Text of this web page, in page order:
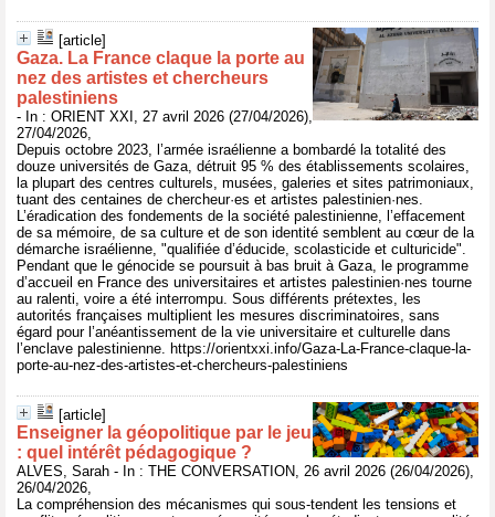
[article]
Gaza. La France claque la porte au
nez des artistes et chercheurs
palestiniens
- In : ORIENT XXI, 27 avril 2026 (27/04/2026),
27/04/2026,
Depuis octobre 2023, l’armée israélienne a bombardé la totalité des
douze universités de Gaza, détruit 95 % des établissements scolaires,
la plupart des centres culturels, musées, galeries et sites patrimoniaux,
tuant des centaines de chercheur·es et artistes palestinien·nes.
L’éradication des fondements de la société palestinienne, l’effacement
de sa mémoire, de sa culture et de son identité semblent au cœur de la
démarche israélienne, "qualifiée d’éducide, scolasticide et culturicide".
Pendant que le génocide se poursuit à bas bruit à Gaza, le programme
d’accueil en France des universitaires et artistes palestinien·nes tourne
au ralenti, voire a été interrompu. Sous différents prétextes, les
autorités françaises multiplient les mesures discriminatoires, sans
égard pour l’anéantissement de la vie universitaire et culturelle dans
l’enclave palestinienne. https://orientxxi.info/Gaza-La-France-claque-la-
porte-au-nez-des-artistes-et-chercheurs-palestiniens
[article]
Enseigner la géopolitique par le jeu
: quel intérêt pédagogique ?
ALVES, Sarah - In : THE CONVERSATION, 26 avril 2026 (26/04/2026),
26/04/2026,
La compréhension des mécanismes qui sous-tendent les tensions et